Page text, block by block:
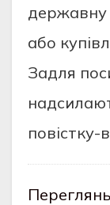
державну
або
Задля